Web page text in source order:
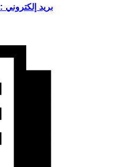
بريد إلكتروني : help@hhost.eg